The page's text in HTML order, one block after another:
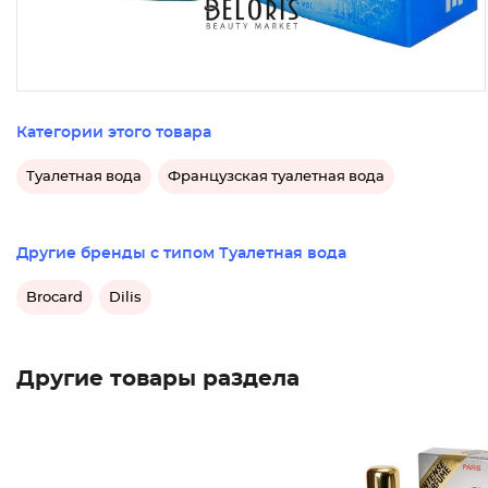
Категории этого товара
Туалетная вода Французская туалетная вода
Другие бренды с типом Туалетная вода
Brocard Dilis
Другие товары раздела